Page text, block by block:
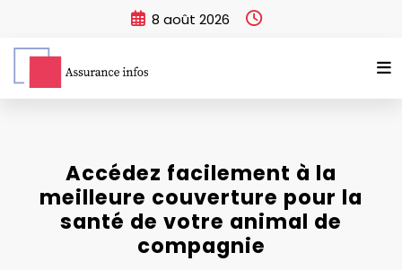
8 août 2026
Accédez facilement à la
meilleure couverture pour la
santé de votre animal de
compagnie